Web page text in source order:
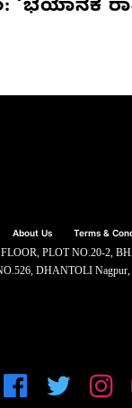
‘ಭಯಾನಕ
About Us Terms &
PLOT NO.20-2,
DHANTOLI Nagpur,